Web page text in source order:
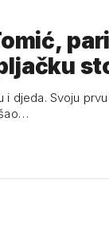
i djeda. Svoju